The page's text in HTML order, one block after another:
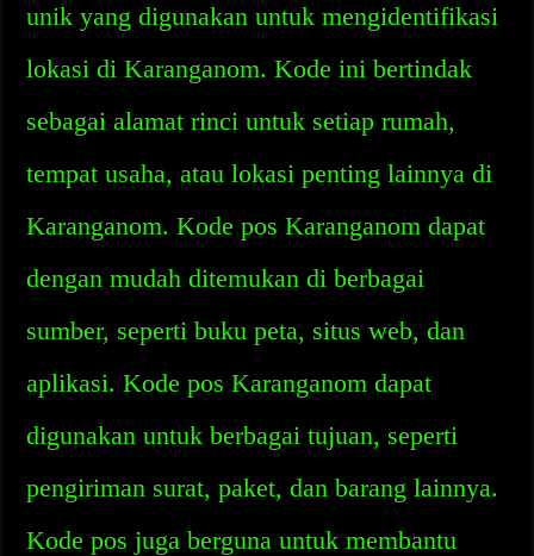
unik yang digunakan untuk mengidentifikasi
lokasi di Karanganom. Kode ini bertindak
sebagai alamat rinci untuk setiap rumah,
tempat usaha, atau lokasi penting lainnya di
Karanganom. Kode pos Karanganom dapat
dengan mudah ditemukan di berbagai
sumber, seperti buku peta, situs web, dan
aplikasi. Kode pos Karanganom dapat
digunakan untuk berbagai tujuan, seperti
pengiriman surat, paket, dan barang lainnya.
Kode pos juga berguna untuk membantu